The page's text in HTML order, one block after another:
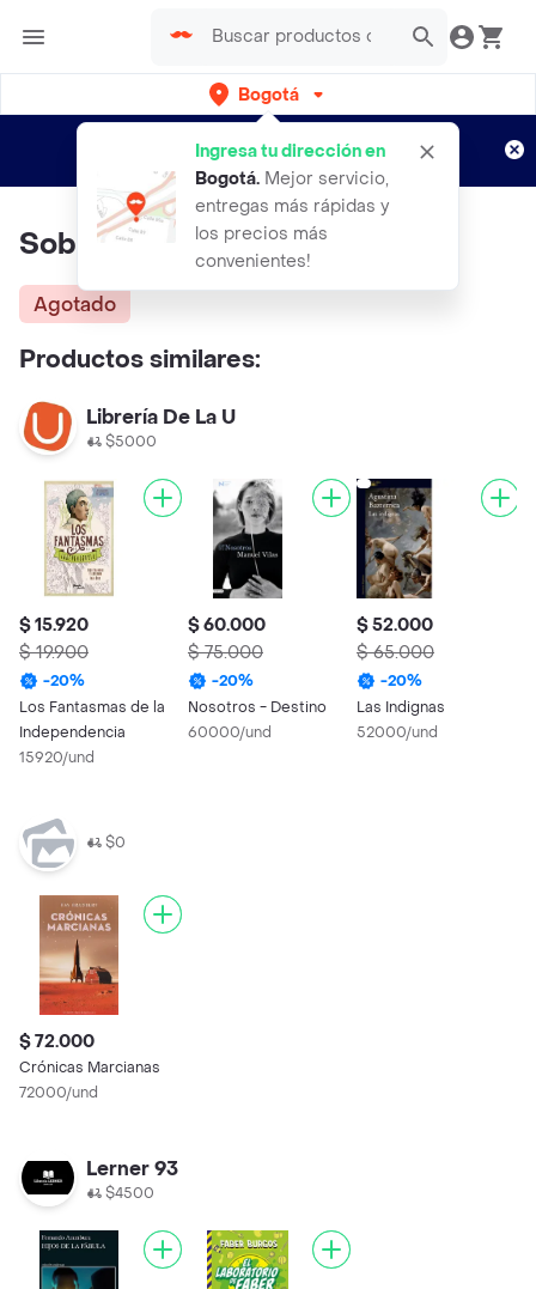
Bogotá
Ingresa tu dirección en
Bogotá. Mejor servicio,
entregas más rápidas y
los precios más
convenientes!
envíos gratis por semanas
Aplican TyC
Sobre héroes y tumbas
Agotado
Productos similares:
Librería De La U
$5000
$ 15.920
$ 19.900
-20%
Los Fantasmas de la
Independencia
15920/und
$ 60.000
$ 75.000
-20%
Nosotros - Destino
60000/und
$ 52.000
$ 65.000
-20%
Las Indignas
52000/und
$0
$ 72.000
Crónicas Marcianas
72000/und
Lerner 93
$4500